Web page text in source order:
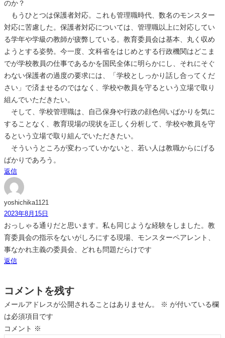
のか？
もうひとつは保護者対応。これも管理職時代、数名のモンスター
対応に苦慮した。保護者対応については、管理職以上に対応してい
る学年や学級の教師が疲弊している。教育委員会は基本、丸く収め
ようとする姿勢。今一度、文科省をはじめとする行政機関はどこま
でが学校教員の仕事であるかを国民全体に明らかにし、それにそぐ
わない保護者の過度の要求には、「学校としっかり話し合ってくだ
さい」で済ませるのではなく、学校や教員を守るという立場で取り
組んでいただきたい。
そして、学校管理職は、自己保身や行政の顔色伺いばかりを気に
することなく、教育現場の現状を正しく分析して、学校や教員を守
るという立場で取り組んでいただきたい。
そういうところが変わっていかないと、若い人は教職からにげる
ばかりであろう。
返信
yoshichika1121
2023年8月15日
おっしゃる通りだと思います。私も同じような経験をしました。教
育委員会の指示をないがしろにする現場、モンスターペアレント、
事なかれ主義の委員会、どれも問題だらけです
返信
コメントを残す
メールアドレスが公開されることはありません。 ※ が付いている欄
は必須項目です
コメント ※